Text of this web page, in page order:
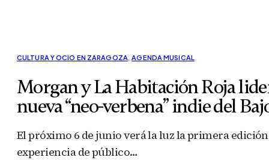
CULTURA Y OCIO EN ZARAGOZA, AGENDA MUSICAL
Morgan y La Habitación Roja
nueva “neo-verbena” indie del
El próximo 6 de junio verá la luz la primera
experiencia de público…